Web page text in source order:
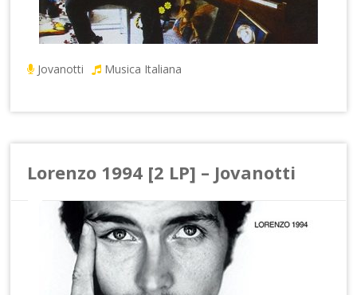
Jovanotti Musica Italiana
Lorenzo 1994 [2 LP] – Jovanotti